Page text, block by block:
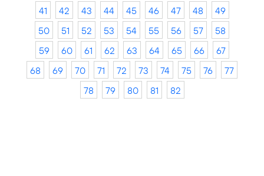
41
42 43 44 45 46 47 48
49
50
51 52 53 54 55 56 57
58
59
60 61 62 63 64 65 66
67
68
69 70 71 72 73 74 75 76
77
78
79 80 81 82